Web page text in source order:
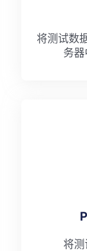
将测试数
务器
将